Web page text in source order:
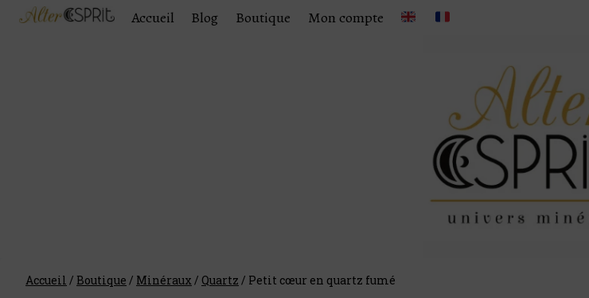
Accueil Blog Boutique Mon compte
Accueil / Boutique / Minéraux / Quartz / Petit cœur en quartz fumé